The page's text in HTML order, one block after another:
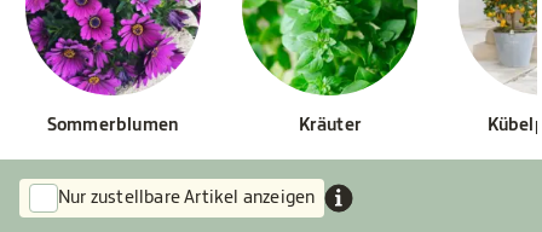
Sommerblumen Kräuter
Nur zustellbare Artikel anzeigen